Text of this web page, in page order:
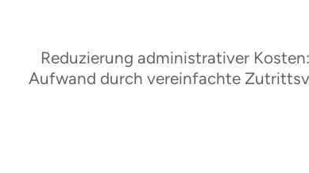
Reduzierung administrativer
Aufwand durch vereinfachte